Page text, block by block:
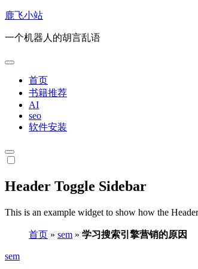
跳
到
容
鹿飞小站
一个机器人的胡言乱语
首页
书籍推荐
AI
seo
软件安装
Header Toggle Sidebar
This is an example widget to show how the
首页 » sem » 学习搜索引擎营销的原因
sem